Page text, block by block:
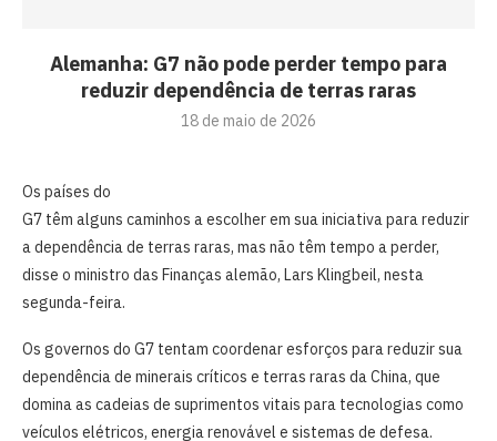
Alemanha: G7 não pode perder tempo para
reduzir dependência de terras raras
18 de maio de 2026
Os países do
⁠G7 têm alguns caminhos a escolher ‌em sua iniciativa para reduzir
a dependência de terras raras, mas não têm ‌tempo a perder,
disse o ministro das Finanças alemão, Lars Klingbeil, nesta
segunda-feira.
Os governos do G7 tentam coordenar esforços para reduzir sua
dependência de minerais ⁠críticos ‌e terras raras da China, que
⁠domina as cadeias de suprimentos vitais para tecnologias como
veículos elétricos, energia renovável e sistemas de defesa.